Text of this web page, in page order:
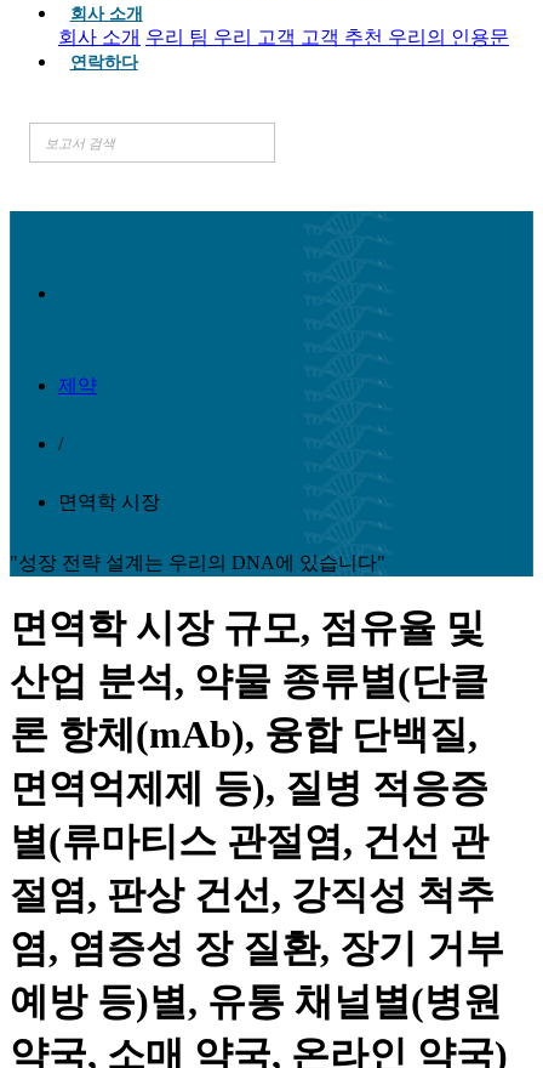
회사 소개
회사 소개 우리 팀 우리 고객 고객 추천 우리의 인용문
연락하다
제약
/
면역학 시장
"성장 전략 설계는 우리의 DNA에 있습니다"
면역학 시장 규모, 점유율 및
산업 분석, 약물 종류별(단클
론 항체(mAb), 융합 단백질,
면역억제제 등), 질병 적응증
별(류마티스 관절염, 건선 관
절염, 판상 건선, 강직성 척추
염, 염증성 장 질환, 장기 거부
예방 등)별, 유통 채널별(병원
약국, 소매 약국, 온라인 약국)